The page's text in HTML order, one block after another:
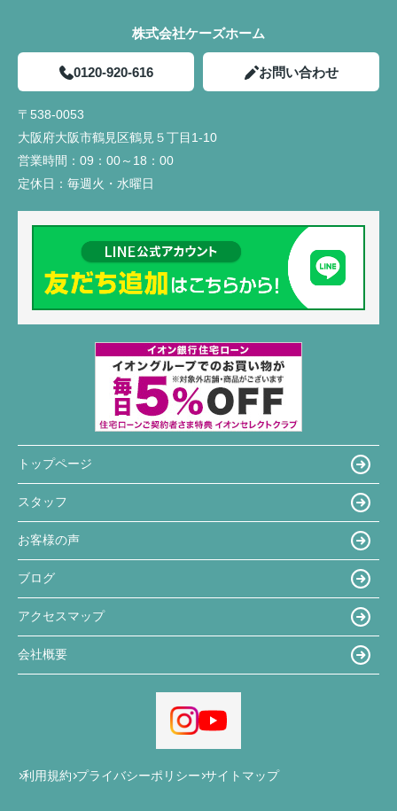
株式会社ケーズホーム
0120-920-616 お問い合わせ
〒538-0053
大阪府大阪市鶴見区鶴見５丁目1-10
営業時間： 09：00～18：00
定休日： 毎週火・水曜日
トップページ
スタッフ
お客様の声
ブログ
アクセスマップ
会社概要
利用規約 プライバシーポリシー サイトマップ